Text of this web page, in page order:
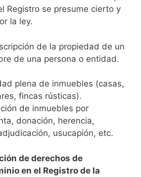
Registro se presume cierto y
la ley.
de la propiedad de un
de una persona o entidad.
plena de inmuebles (casas,
fincas rústicas).
de inmuebles por
donación, herencia,
usucapión, etc.
de derechos de
en el Registro de la